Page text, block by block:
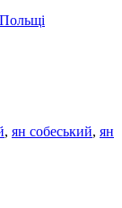
, ян собеський, ян